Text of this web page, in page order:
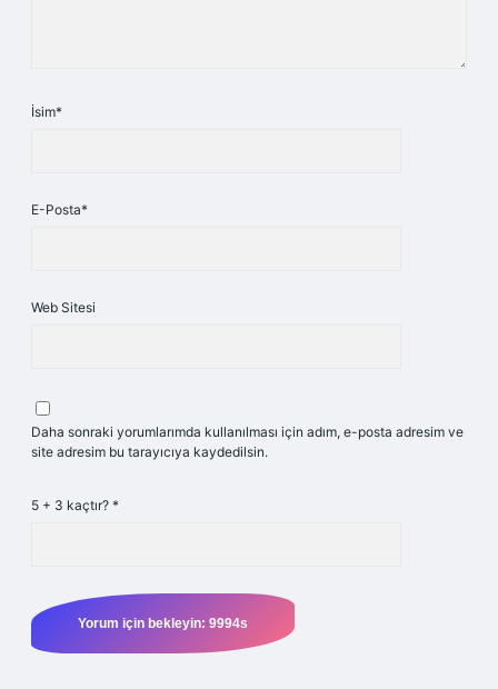
İsim*
E-Posta*
Web Sitesi
Daha sonraki yorumlarımda kullanılması için adım, e-posta adresim ve
site adresim bu tarayıcıya kaydedilsin.
5 + 3 kaçtır? *